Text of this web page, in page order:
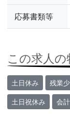
応募書類等
この求人の
土日休み 残業
土日祝休み 会